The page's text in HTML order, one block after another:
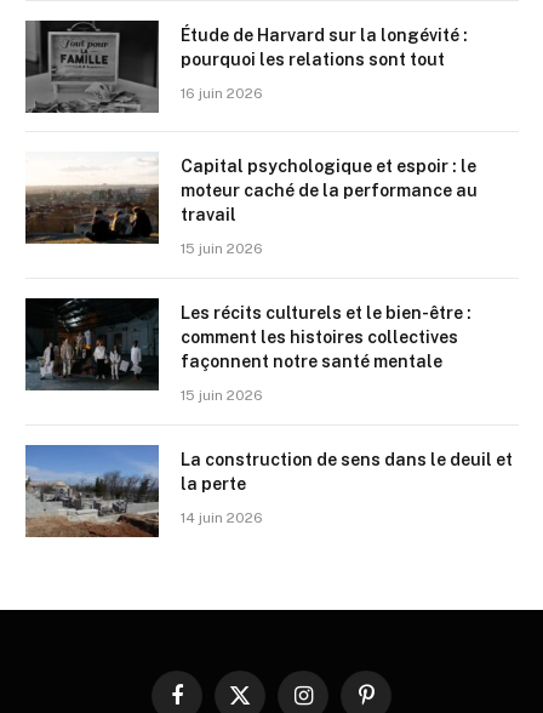
Étude de Harvard sur la longévité :
pourquoi les relations sont tout
16 juin 2026
Capital psychologique et espoir : le
moteur caché de la performance au
travail
15 juin 2026
Les récits culturels et le bien-être :
comment les histoires collectives
façonnent notre santé mentale
15 juin 2026
La construction de sens dans le deuil et
la perte
14 juin 2026
Facebook
X InstagramPinterest